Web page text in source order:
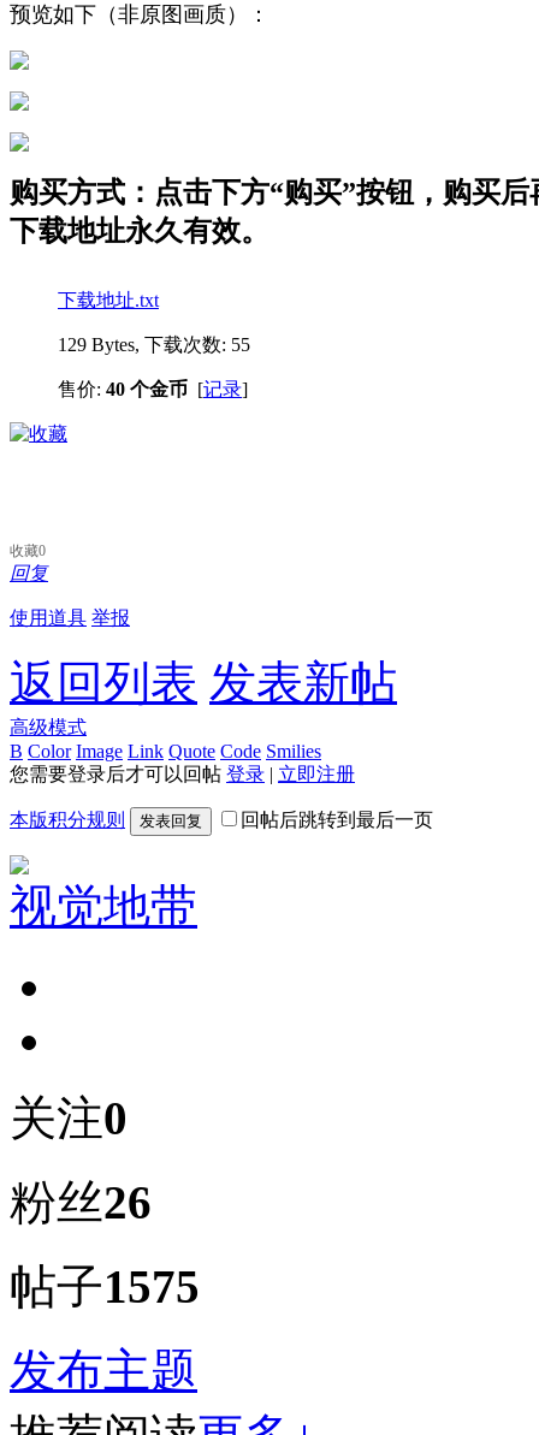
预览如下（非原图画质）：
购买方式：点击下方“购买”按钮，购买
下载地址永久有效。
下载地址.txt
129 Bytes, 下载次数: 55
售价: 40 个金币 [记录]
收藏0
回复
使用道具 举报
返回列表 发表新帖
高级模式
B Color Image Link Quote Code Smilies
您需要登录后才可以回帖 登录 | 立即注册
本版积分规则 发表回复 回帖后跳转到最后一页
视觉地带
关注0
粉丝26
帖子1575
发布主题